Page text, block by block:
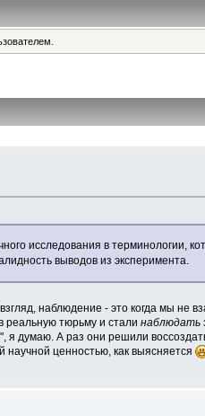
исследования в терминологии,
выводов из эксперимента.
наблюдение - это когда мы не
реальную тюрьму и сталинаблюдать
думаю. А раз они решили
научной ценностью, как выясняется